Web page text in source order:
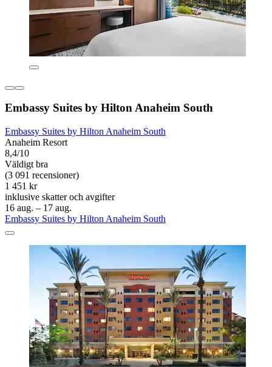
Embassy Suites by Hilton Anaheim South
Embassy Suites by Hilton Anaheim South
Anaheim Resort
8,4/10
Väldigt bra
(3 091 recensioner)
1 451 kr
inklusive skatter och avgifter
16 aug. – 17 aug.
Embassy Suites by Hilton Anaheim South